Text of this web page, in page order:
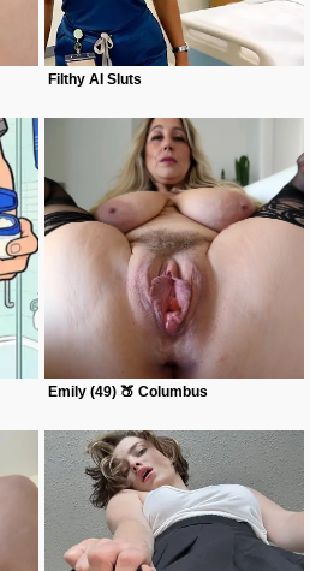
Filthy AI Sluts
Emily (49) 🍑 Columbus